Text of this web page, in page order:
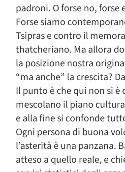
padroni. O forse no, forse
Forse siamo
Tsipras e contro il
thatcheriano. Ma allora
la posizione nostra
“ma anche” la crescita?
Il punto è che qui non si è
mescolano il piano
e alla fine si confonde
Ogni persona di buona
l’asterità è una panzana.
atteso a quello reale, e